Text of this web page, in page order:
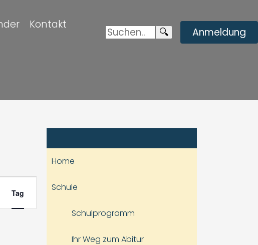
Kontakt
Suchen: Enviar
búsqueda
🔍 Anmeldung
Home
Schule
Schulprogramm
Ihr Weg zum Abitur
Tag